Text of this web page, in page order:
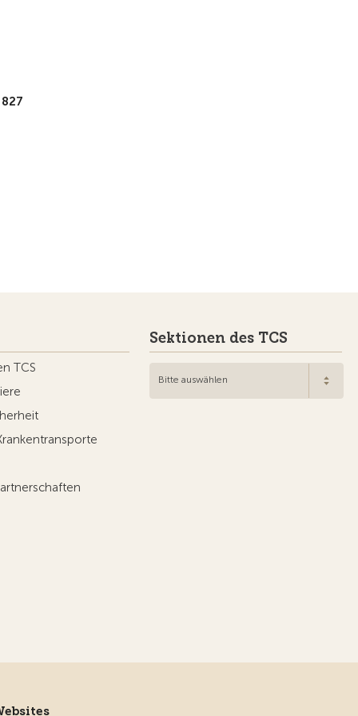
TCS
Sektionen des TCS
Bitte auswählen